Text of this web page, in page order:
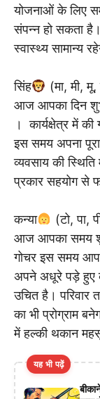
योजनाओं के लिए
संपन्न हो सकता
स्वास्थ्य सामान्य
सिंह
(मा, मी,
आज आपका दिन शुभ
। कार्यक्षेत्र में
इस समय अपना
व्यवसाय की
प्रकार सहयोग से
कन्या
(टो, पा,
आज आपका समय शुभ
गोचर इस समय
अपने अधूरे पड़े हुए
उचित है। परिवार
का भी प्रोग्राम
में हल्की थकान
यह भी पढ़ें